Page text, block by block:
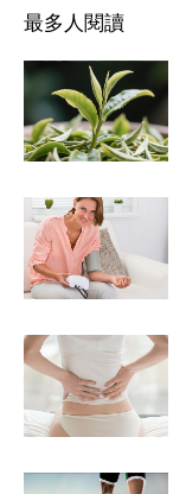
最多人閱讀